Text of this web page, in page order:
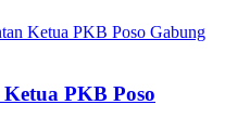
PKB Poso